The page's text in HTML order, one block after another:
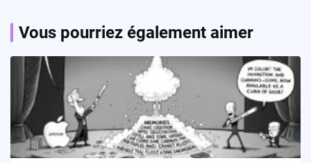
Vous pourriez également aimer